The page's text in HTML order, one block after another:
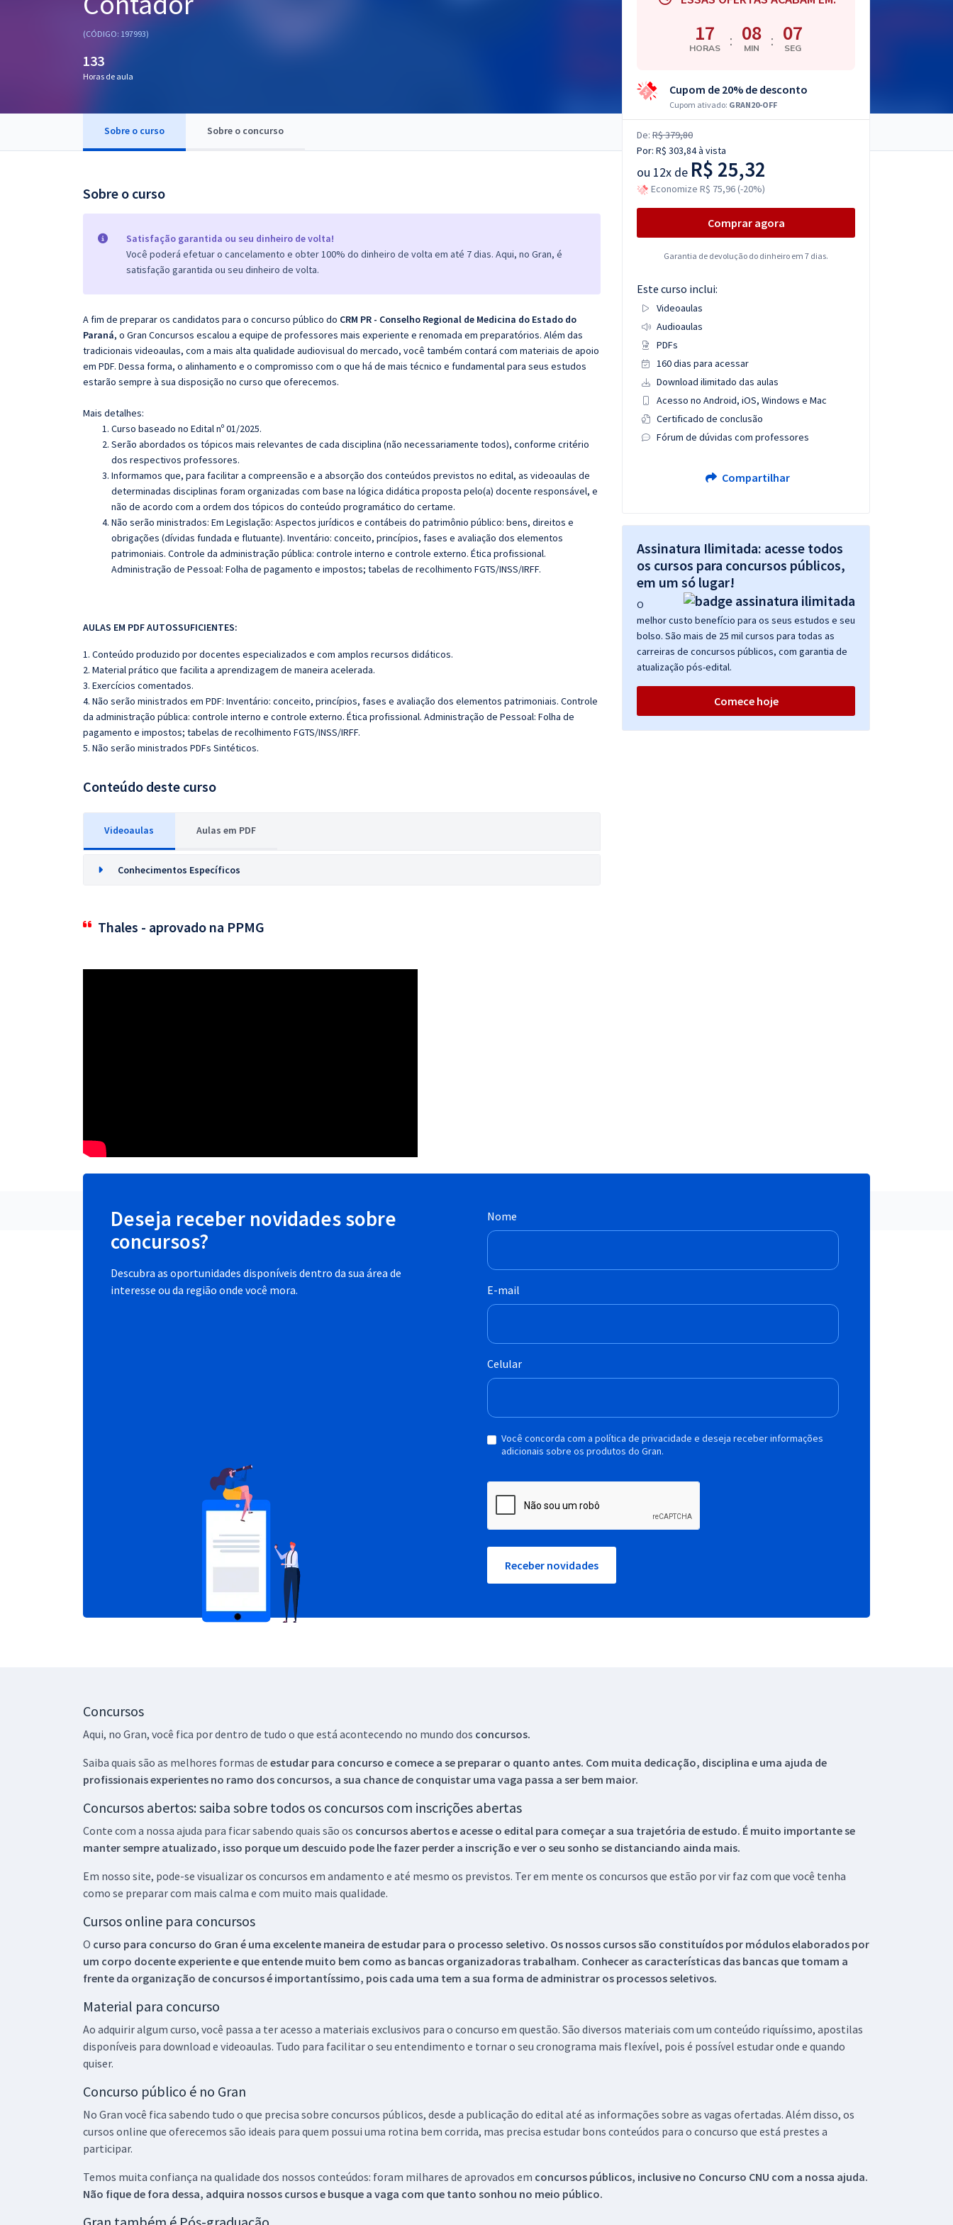
Questões grátis
(CÓDIGO: 197993)
133
Horas de aula
Sobre o curso Sobre o concurso
Sobre o curso
Satisfação garantida ou seu dinheiro de volta!
Você poderá efetuar o cancelamento e obter 100% do dinheiro de volta em até 7 dias. Aqui, no Gran, é
satisfação garantida ou seu dinheiro de volta.
A fim de preparar os candidatos para o concurso público do CRM PR - Conselho Regional de Medicina do Estado do
Paraná, o Gran Concursos escalou a equipe de professores mais experiente e renomada em preparatórios. Além das
tradicionais videoaulas, com a mais alta qualidade audiovisual do mercado, você também contará com materiais de apoio
em PDF. Dessa forma, o alinhamento e o compromisso com o que há de mais técnico e fundamental para seus estudos
estarão sempre à sua disposição no curso que oferecemos.
Mais detalhes:
Curso baseado no Edital nº 01/2025.
Serão abordados os tópicos mais relevantes de cada disciplina (não necessariamente todos), conforme critério
dos respectivos professores.
Informamos que, para facilitar a compreensão e a absorção dos conteúdos previstos no edital, as videoaulas de
determinadas disciplinas foram organizadas com base na lógica didática proposta pelo(a) docente responsável, e
não de acordo com a ordem dos tópicos do conteúdo programático do certame.
Não serão ministrados: Em Legislação: Aspectos jurídicos e contábeis do patrimônio público: bens, direitos e
obrigações (dívidas fundada e flutuante). Inventário: conceito, princípios, fases e avaliação dos elementos
patrimoniais. Controle da administração pública: controle interno e controle externo. Ética profissional.
Administração de Pessoal: Folha de pagamento e impostos; tabelas de recolhimento FGTS/INSS/IRFF.
AULAS EM PDF AUTOSSUFICIENTES:
1. Conteúdo produzido por docentes especializados e com amplos recursos didáticos.
2. Material prático que facilita a aprendizagem de maneira acelerada.
3. Exercícios comentados.
4. Não serão ministrados em PDF: Inventário: conceito, princípios, fases e avaliação dos elementos patrimoniais. Controle
da administração pública: controle interno e controle externo. Ética profissional. Administração de Pessoal: Folha de
pagamento e impostos; tabelas de recolhimento FGTS/INSS/IRFF.
5. Não serão ministrados PDFs Sintéticos.
Conteúdo deste curso
Videoaulas Aulas em PDF
Conhecimentos Específicos
Thales - aprovado na PPMG
17
HORAS : 08
MIN : 06
SEG
Cupom de 20% de desconto
Cupom ativado: GRAN20-OFF
De: R$ 379,80
Por: R$ 303,84à vista
ou 12x de R$ 25,32
Economize R$ 75,96 (-20%)
Comprar agora
Garantia de devolução do dinheiro em 7 dias.
Este curso inclui:
Videoaulas
Audioaulas
PDFs
160 dias para acessar
Download ilimitado das aulas
Acesso no Android, iOS, Windows e Mac
Certificado de conclusão
Fórum de dúvidas com professores
Compartilhar
Assinatura Ilimitada: acesse todos
os cursos para concursos públicos,
em um só lugar!
O
melhor custo benefício para os seus estudos e seu
bolso. São mais de 25 mil cursos para todas as
carreiras de concursos públicos, com garantia de
atualização pós-edital.
Comece hoje
Deseja receber novidades sobre
concursos?
Descubra as oportunidades disponíveis dentro da sua área de
interesse ou da região onde você mora.
Nome
E-mail
Celular
Você concorda com a política de privacidade e deseja receber informações
adicionais sobre os produtos do Gran.
Receber novidades
Concursos
Aqui, no Gran, você fica por dentro de tudo o que está acontecendo no mundo dos concursos.
Saiba quais são as melhores formas de estudar para concurso e comece a se preparar o quanto antes. Com muita dedicação, disciplina e uma ajuda de
profissionais experientes no ramo dos concursos, a sua chance de conquistar uma vaga passa a ser bem maior.
Concursos abertos: saiba sobre todos os concursos com inscrições abertas
Conte com a nossa ajuda para ficar sabendo quais são os concursos abertos e acesse o edital para começar a sua trajetória de estudo. É muito importante se
manter sempre atualizado, isso porque um descuido pode lhe fazer perder a inscrição e ver o seu sonho se distanciando ainda mais.
Em nosso site, pode-se visualizar os concursos em andamento e até mesmo os previstos. Ter em mente os concursos que estão por vir faz com que você tenha
como se preparar com mais calma e com muito mais qualidade.
Cursos online para concursos
O curso para concurso do Gran é uma excelente maneira de estudar para o processo seletivo. Os nossos cursos são constituídos por módulos elaborados por
um corpo docente experiente e que entende muito bem como as bancas organizadoras trabalham. Conhecer as características das bancas que tomam a
frente da organização de concursos é importantíssimo, pois cada uma tem a sua forma de administrar os processos seletivos.
Material para concurso
Ao adquirir algum curso, você passa a ter acesso a materiais exclusivos para o concurso em questão. São diversos materiais com um conteúdo riquíssimo, apostilas
disponíveis para download e videoaulas. Tudo para facilitar o seu entendimento e tornar o seu cronograma mais flexível, pois é possível estudar onde e quando
quiser.
Concurso público é no Gran
No Gran você fica sabendo tudo o que precisa sobre concursos públicos, desde a publicação do edital até as informações sobre as vagas ofertadas. Além disso, os
cursos online que oferecemos são ideais para quem possui uma rotina bem corrida, mas precisa estudar bons conteúdos para o concurso que está prestes a
participar.
Temos muita confiança na qualidade dos nossos conteúdos: foram milhares de aprovados em concursos públicos, inclusive no Concurso CNU com a nossa ajuda.
Não fique de fora dessa, adquira nossos cursos e busque a vaga com que tanto sonhou no meio público.